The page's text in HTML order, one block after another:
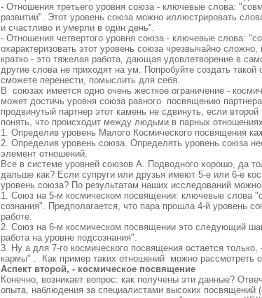
- Отношения третьего уровня союза - ключевые слова:
развитии". Этот уровень союза можно иллюстрировать
и счастливо и умерли в один день".
- Отношения четвертого уровня союза - ключевые слова:
охарактеризовать этот уровень союза чрезвычайно
кратко - это тяжелая работа, дающая удовлетворение в
другие слова не приходят на ум. Попробуйте создать
сможете перенести, помыслить для себя.
В союзах имеется одно очень жесткое ограничение -
может достичь уровня союза равного посвящению
продвинутый партнер этот камень не сдвинуть, если
понять, что происходит между людьми в парных
1. Определив уровень Малого Космического посвящения
2. Определив уровень союза. Определять уровень союза
элемент отношений.
Все в системе уровней союзов А. Подводного хорошо, да
дальше как? Если супруги или друзья имеют 5-е или 6-е
уровень союза? По результатам наших исследований
1. Союз на 5-м космическом посвящении: ключевые слова
сознания". Предполагается, что пара прошла 4-й уровень
работе.
2. Союз на 6-м космическом посвящении это следующий
работа на уровне подсознания".
3. Ну а для 7-го космического посвящения остается
кармы" . Как пример таких отношений можно рассмотреть
Аспект второй, - космическое посвящение
Конечно, возникает вопрос: как получены эти данные?
опыта, наблюдения за специалистами высоких посвящений